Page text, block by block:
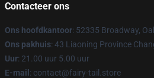
Contacteer ons
Ons hoofdkantoor: 52335 Broadway,
Ons pakhuis: 43 Liaoning Province
Uur: 21.00 uur 5.00 uur
E-mail : contact@fairy-tail.store